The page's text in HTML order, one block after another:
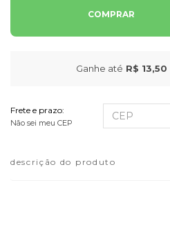
COMPRAR
Ganhe até R$ 13,50
Frete e prazo:
Não sei meu CEP
descrição do produto